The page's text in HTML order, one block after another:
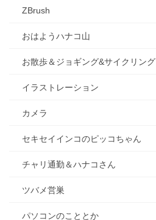
ZBrush
おはようハナコ山
お散歩＆ジョギング&サイクリング
イラストレーション
カメラ
セキセイインコのピッコちゃん
チャリ通勤＆ハナコさん
ツバメ営巣
パソコンのこととか